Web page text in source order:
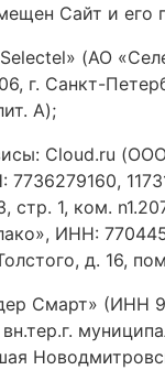
Сайт и его
(АО
г. Санкт-
А);
Cloud.ru
стр. 1, ком.
ИНН:
д. 16,
Смарт» (ИНН